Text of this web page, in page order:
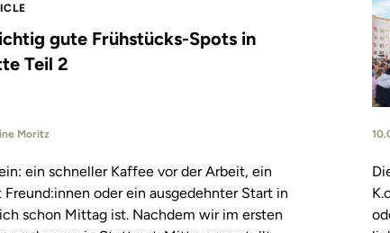
gute Frühstücks-Spots in
Teil 2
Moritz
ein schneller Kaffee vor der Arbeit, ein
oder ein ausgedehnter Start in
schon Mittag ist. Nachdem wir im ersten